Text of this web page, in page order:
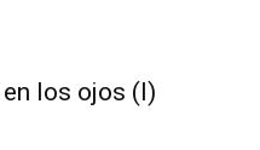
los ojos (I)